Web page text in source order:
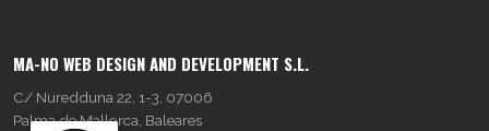
MA-NO WEB DESIGN AND DEVELOPMENT S.L.
C/ Nuredduna 22, 1-3, 07006
Palma de Mallorca, Baleares